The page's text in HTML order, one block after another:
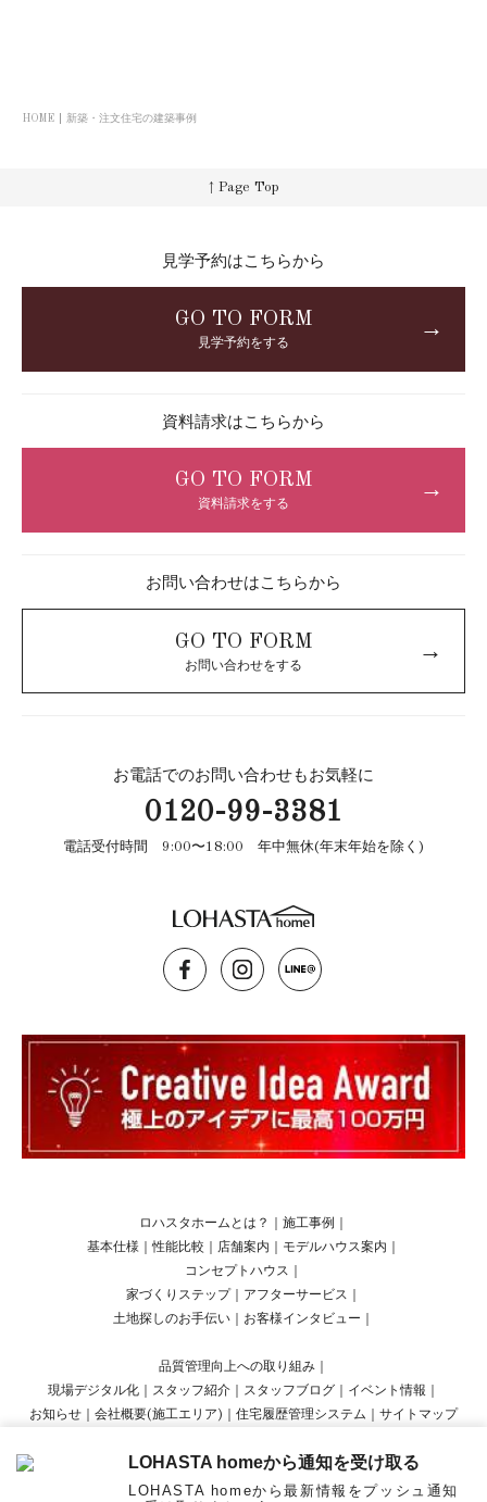
HOME 新築・注文住宅の建築事例
↑ Page Top
見学予約はこちらから
GO TO FORM
見学予約をする
→
資料請求はこちらから
GO TO FORM
資料請求をする
→
お問い合わせはこちらから
GO TO FORM
お問い合わせをする
→
お電話でのお問い合わせもお気軽に
0120-99-3381
電話受付時間 9:00〜18:00 年中無休(年末年始を除く)
ロハスタホームとは？ 施工事例
基本仕様 ｜性能比較 店舗案内 モデルハウス案内
コンセプトハウス
家づくりステップ
アフターサービス
土地探しのお手伝い
お客様インタビュー
品質管理向上への取り組み
現場デジタル化
スタッフ紹介 スタッフブログ イベント情報
お知らせ
会社概要(施工エリア) 住宅履歴管理システム サイトマップ
Copyright © LOHASTA home presented by LOHAS studio All Rights Reserved.
LOHASTA homeから通知を受け取る
LOHASTA homeから最新情報をプッシュ通知